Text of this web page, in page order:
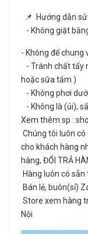
📌 Hướng dẫn
- Không giặt
- Không để chung
- Tránh chất tẩy
hoặc sữa tắm )
- Không phơi
- Không là (ủi),
Xem thêm sp :
Chúng tôi luôn
cho khách hàng
hàng, ĐỔI TRẢ
Hàng luôn có sẵn
Bán lẻ, buôn(sỉ)
Store xem hàng
Nội